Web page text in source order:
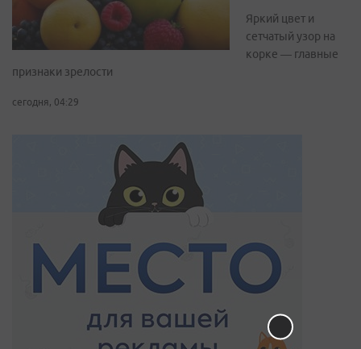
Яркий цвет и
сетчатый узор на
корке — главные
признаки зрелости
сегодня, 04:29